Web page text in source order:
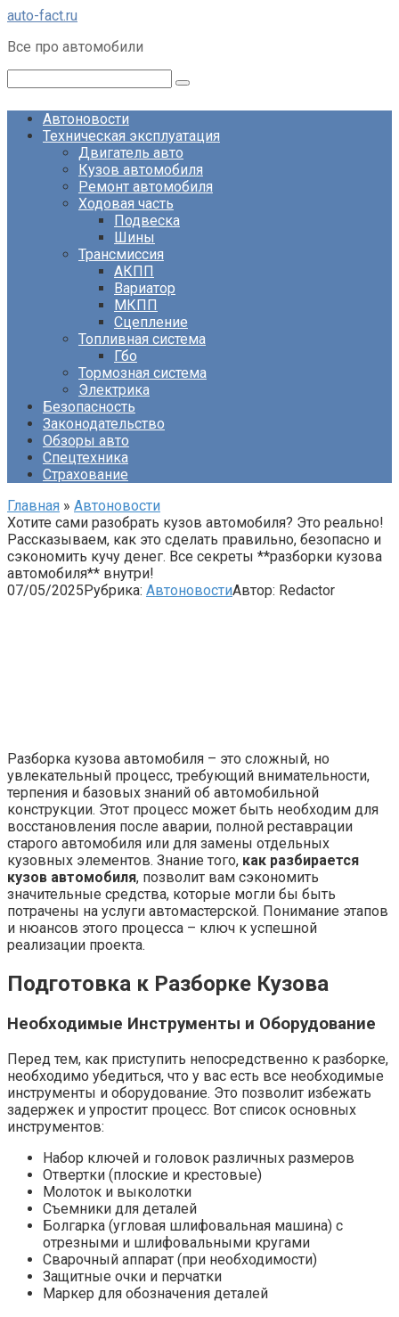
Перейти
контенту
auto-fact.ru
Все про автомобили
Автоновости
Техническая эксплуатация
Двигатель авто
Кузов автомобиля
Ремонт автомобиля
Ходовая часть
Подвеска
Шины
Трансмиссия
АКПП
Вариатор
МКПП
Сцепление
Топливная система
Гбо
Тормозная система
Электрика
Безопасность
Законодательство
Обзоры авто
Спецтехника
Страхование
Главная » Автоновости
Хотите сами разобрать кузов автомобиля? Это реально!
Рассказываем, как это сделать правильно, безопасно и
сэкономить кучу денег. Все секреты **разборки кузова
автомобиля** внутри!
07/05/2025Рубрика: АвтоновостиАвтор: Redactor
Разборка кузова автомобиля – это сложный, но
увлекательный процесс, требующий внимательности,
терпения и базовых знаний об автомобильной
конструкции. Этот процесс может быть необходим для
восстановления после аварии, полной реставрации
старого автомобиля или для замены отдельных
кузовных элементов. Знание того, как разбирается
кузов автомобиля, позволит вам сэкономить
значительные средства, которые могли бы быть
потрачены на услуги автомастерской. Понимание этапов
и нюансов этого процесса – ключ к успешной
реализации проекта.
Подготовка к Разборке Кузова
Необходимые Инструменты и Оборудование
Перед тем, как приступить непосредственно к разборке,
необходимо убедиться, что у вас есть все необходимые
инструменты и оборудование. Это позволит избежать
задержек и упростит процесс. Вот список основных
инструментов:
Набор ключей и головок различных размеров
Отвертки (плоские и крестовые)
Молоток и выколотки
Съемники для деталей
Болгарка (угловая шлифовальная машина) с
отрезными и шлифовальными кругами
Сварочный аппарат (при необходимости)
Защитные очки и перчатки
Маркер для обозначения деталей